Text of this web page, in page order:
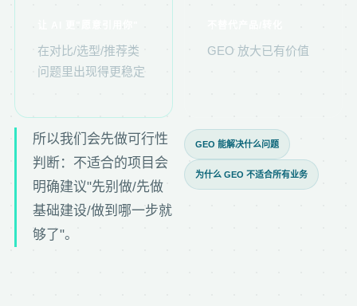
让 AI 更"愿意引用你"
在对比/选型/推荐类
问题里出现得更稳定
不替代产品/转化
GEO 放大已有价值
所以我们会先做可行性
判断：不适合的项目会
明确建议"先别做/先做
基础建设/做到哪一步就
够了"。
GEO 能解决什么问题
为什么 GEO 不适合所有业务